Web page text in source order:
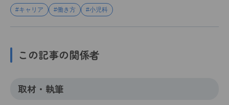
#キャリア #働き方 #小児科
この記事の関係者
取材・執筆